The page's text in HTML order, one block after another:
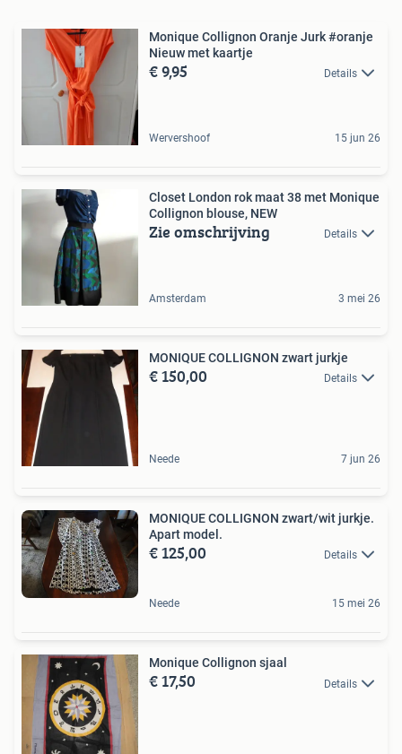
Monique Collignon Oranje Jurk #oranje
Nieuw met kaartje
€ 9,95 Details
Wervershoof 15 jun 26
Closet London rok maat 38 met Monique
Collignon blouse, NEW
Zie omschrijving Details
Amsterdam 3 mei 26
MONIQUE COLLIGNON zwart jurkje
€ 150,00 Details
Neede 7 jun 26
MONIQUE COLLIGNON zwart/wit jurkje.
Apart model.
€ 125,00 Details
Neede 15 mei 26
Monique Collignon sjaal
€ 17,50 Details